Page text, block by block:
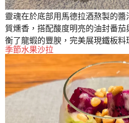
靈魂在於底部用馬德拉酒熬製的
質燻香，搭配酸度明亮的油封番
衡了龍蝦的豐腴，完美展現鐵板料
季節水果沙拉